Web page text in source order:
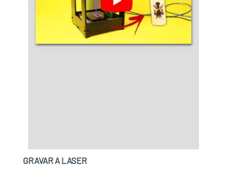
GRAVAR A LASER